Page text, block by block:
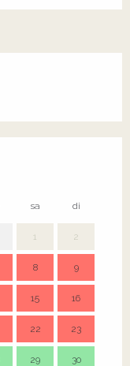
sa di
1 2
8 9
15 16
22 23
29 30